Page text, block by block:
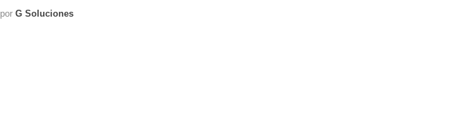
por G Soluciones